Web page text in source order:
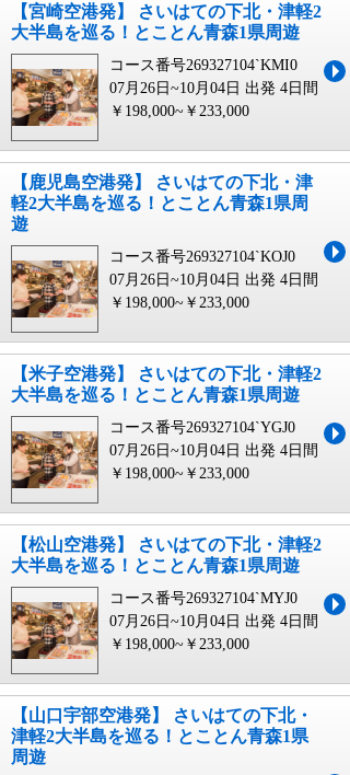
【宮崎空港発】 さいはての下北・津軽2
大半島を巡る！とことん青森1県周遊
コース番号269327104`KMI0
07月26日~10月04日 出発 4日間
￥198,000~￥233,000
【鹿児島空港発】 さいはての下北・津
軽2大半島を巡る！とことん青森1県周
遊
コース番号269327104`KOJ0
07月26日~10月04日 出発 4日間
￥198,000~￥233,000
【米子空港発】 さいはての下北・津軽2
大半島を巡る！とことん青森1県周遊
コース番号269327104`YGJ0
07月26日~10月04日 出発 4日間
￥198,000~￥233,000
【松山空港発】 さいはての下北・津軽2
大半島を巡る！とことん青森1県周遊
コース番号269327104`MYJ0
07月26日~10月04日 出発 4日間
￥198,000~￥233,000
【山口宇部空港発】 さいはての下北・
津軽2大半島を巡る！とことん青森1県
周遊